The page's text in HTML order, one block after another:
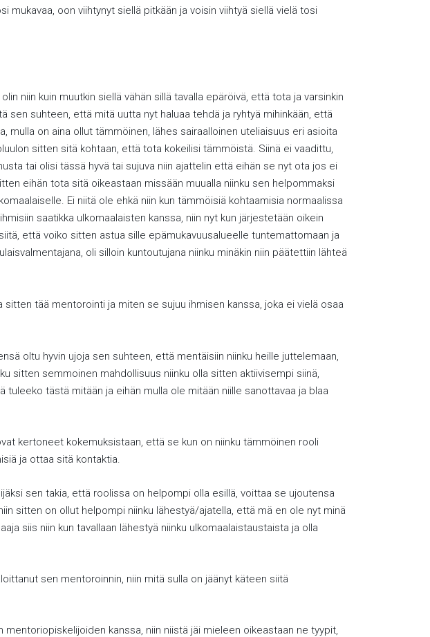
oon viihtynyt siellä pitkään ja voisin viihtyä siellä vielä tosi
niin kuin muutkin siellä vähän sillä tavalla epäröivä, että tota ja varsinkin
sen suhteen, että mitä uutta nyt haluaa tehdä ja ryhtyä mihinkään, että
on aina ollut tämmöinen, lähes sairaalloinen uteliaisuus eri asioita
sitten sitä kohtaan, että tota kokeilisi tämmöistä. Siinä ei vaadittu,
tai olisi tässä hyvä tai sujuva niin ajattelin että eihän se nyt ota jos ei
eihän tota sitä oikeastaan missään muualla niinku sen helpommaksi
Ei niitä ole ehkä niin kun tämmöisiä kohtaamisia normaalissa
saatikka ulkomaalaisten kanssa, niin nyt kun järjestetään oikein
että voiko sitten astua sille epämukavuusalueelle tuntemattomaan ja
oli silloin kuntoutujana niinku minäkin niin päätettiin lähteä
tää mentorointi ja miten se sujuu ihmisen kanssa, joka ei vielä osaa
oltu hyvin ujoja sen suhteen, että mentäisiin niinku heille juttelemaan,
sitten semmoinen mahdollisuus niinku olla sitten aktiivisempi siinä,
tästä mitään ja eihän mulla ole mitään niille sanottavaa ja blaa
kertoneet kokemuksistaan, että se kun on niinku tämmöinen rooli
ja ottaa sitä kontaktia.
sen takia, että roolissa on helpompi olla esillä, voittaa se ujoutensa
sitten on ollut helpompi niinku lähestyä/ajatella, että mä en ole nyt minä
siis niin kun tavallaan lähestyä niinku ulkomaalaistaustaista ja olla
sen mentoroinnin, niin mitä sulla on jäänyt käteen siitä
kanssa, niin niistä jäi mieleen oikeastaan ne tyypit,